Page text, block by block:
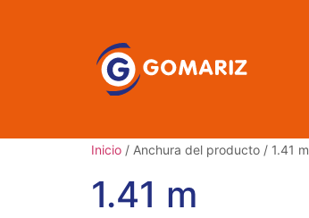
Inicio / Anchura del producto / 1.41 m
1.41 m